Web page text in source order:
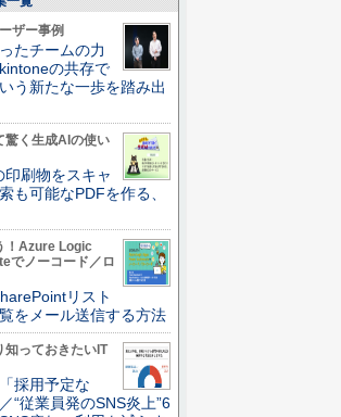
ザー事例
たチームの力
の共存で
う新たな一歩を踏み出
驚く生成AIの使い
刷物をスキャ
も可能なPDFを作る、
！Azure Logic
でノーコード／ロ
リスト
をメール送信する方法
知っておきたいIT
採用予定な
“従業員発のSNS炎上”6